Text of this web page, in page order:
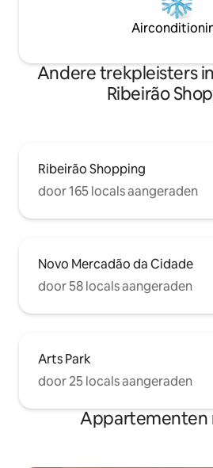
Andere trekpleisters
Ribeirão
Ribeirão Shopping
door 165 locals aangeraden
Novo Mercadão da Cidade
door 58 locals aangeraden
Arts Park
door 25 locals aangeraden
Appartementen